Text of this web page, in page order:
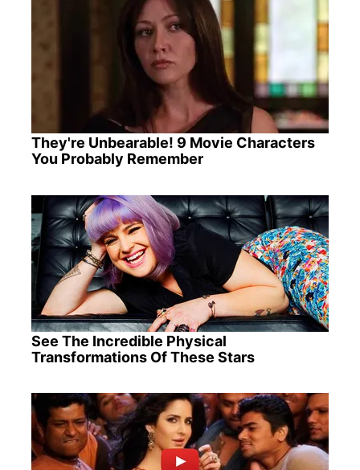
They're Unbearable! 9 Movie Characters
You Probably Remember
See The Incredible Physical
Transformations Of These Stars